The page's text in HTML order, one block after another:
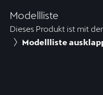
Modellliste
Dieses Produkt ist mit
Modellliste